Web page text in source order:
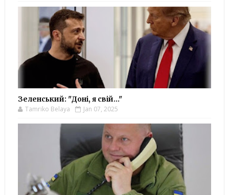
Зеленський: "Доні, я свій..."
Tamriko Belaya Jan 07, 2025